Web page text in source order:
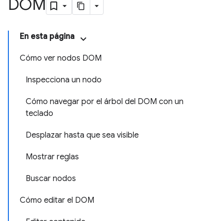
DOM
En esta página
Cómo ver nodos DOM
Inspecciona un nodo
Cómo navegar por el árbol del DOM con un
teclado
Desplazar hasta que sea visible
Mostrar reglas
Buscar nodos
Cómo editar el DOM